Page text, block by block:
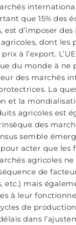
que 15% des
est d’imposer
dont les
à l’export.
du monde à ne
des marchés
La
et la
agricoles est
des
semble
acter que les
agricoles ne
de
etc.) mais
à leur
de
dans